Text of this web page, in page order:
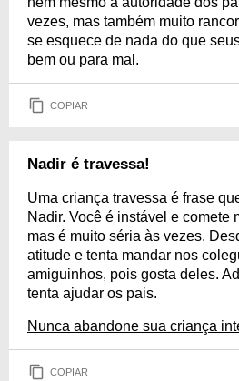
vezes, mas também muito
se esquece de nada do que
bem ou para mal.
COPIAR
Nadir é travessa!
Uma criança travessa é frase
Nadir. Você é instável e comete
mas é muito séria às vezes.
atitude e tenta mandar nos
amiguinhos, pois gosta deles.
tenta ajudar os pais.
Nunca abandone sua criança
COPIAR